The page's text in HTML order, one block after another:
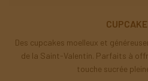
Des cupcakes moelleux et
de la Saint-Valentin. Parfaits à
touche sucrée